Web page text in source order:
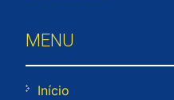
MENU
Início